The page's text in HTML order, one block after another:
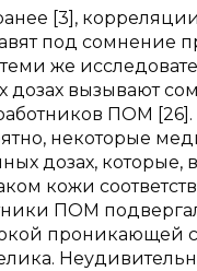
[3],
под сомнение
же
дозах вызывают
ПОМ
некоторые
дозах,
кожи
ПОМ
проникающей